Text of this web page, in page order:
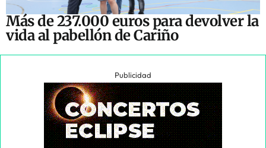
Más de 237.000 euros para devolver la
vida al pabellón de Cariño
Publicidad